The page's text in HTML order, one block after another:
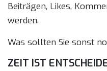
Beiträgen, Likes,
werden.
Was sollten Sie sonst
ZEIT IST